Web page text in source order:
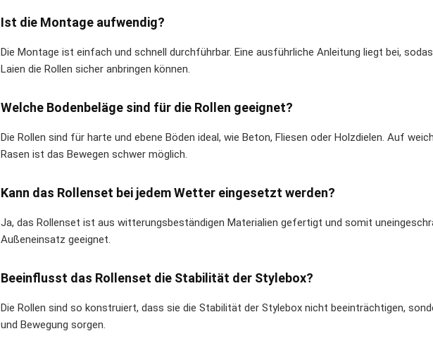
Ist die Montage aufwendig?
Die Montage ist einfach und schnell durchführbar. Eine ausführliche Anleitung liegt bei,
Laien die Rollen sicher anbringen können.
Welche Bodenbeläge sind für die Rollen geeignet?
Die Rollen sind für harte und ebene Böden ideal, wie Beton, Fliesen oder Holzdielen. Auf
Rasen ist das Bewegen schwer möglich.
Kann das Rollenset bei jedem Wetter eingesetzt werden?
Ja, das Rollenset ist aus witterungsbeständigen Materialien gefertigt und somit
Außeneinsatz geeignet.
Beeinflusst das Rollenset die Stabilität der Stylebox?
Die Rollen sind so konstruiert, dass sie die Stabilität der Stylebox nicht beeinträchtigen,
und Bewegung sorgen.